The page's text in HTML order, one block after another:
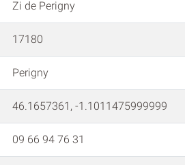
Zi de Perigny
17180
Perigny
46.1657361, -1.1011475999999
09 66 94 76 31